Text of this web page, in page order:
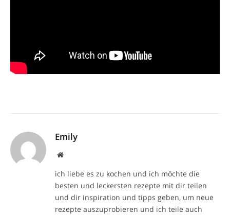
Emily
Website
ich liebe es zu kochen und ich möchte die
besten und leckersten rezepte mit dir teilen
und dir inspiration und tipps geben, um neue
rezepte auszuprobieren und ich teile auch